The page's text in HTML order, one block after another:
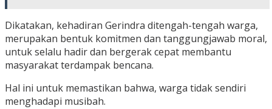
Dikatakan, kehadiran Gerindra ditengah-tengah warga,
merupakan bentuk komitmen dan tanggungjawab moral,
untuk selalu hadir dan bergerak cepat membantu
masyarakat terdampak bencana.
Hal ini untuk memastikan bahwa, warga tidak sendiri
menghadapi musibah.